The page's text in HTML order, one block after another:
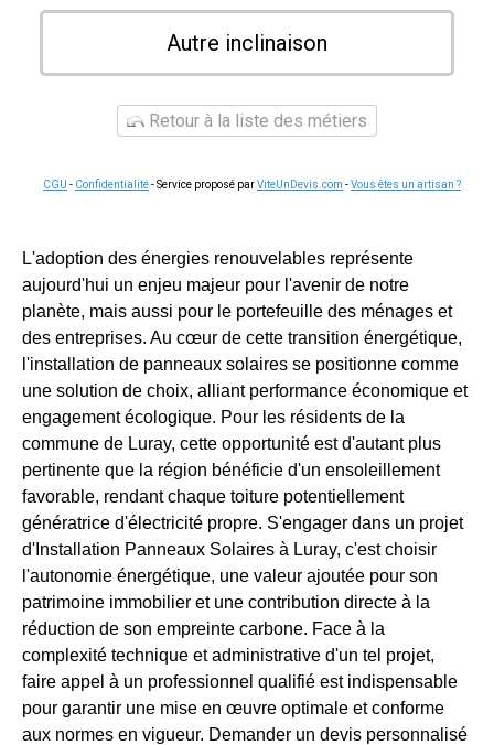
Autre inclinaison
Retour à la liste des métiers
CGU - Confidentialité- Service proposé parViteUnDevis.com -Vous êtes un artisan ?
L'adoption des énergies renouvelables représente
aujourd'hui un enjeu majeur pour l'avenir de notre
planète, mais aussi pour le portefeuille des ménages et
des entreprises. Au cœur de cette transition énergétique,
l'installation de panneaux solaires se positionne comme
une solution de choix, alliant performance économique et
engagement écologique. Pour les résidents de la
commune de Luray, cette opportunité est d'autant plus
pertinente que la région bénéficie d'un ensoleillement
favorable, rendant chaque toiture potentiellement
génératrice d'électricité propre. S'engager dans un projet
d'Installation Panneaux Solaires à Luray, c'est choisir
l'autonomie énergétique, une valeur ajoutée pour son
patrimoine immobilier et une contribution directe à la
réduction de son empreinte carbone. Face à la
complexité technique et administrative d'un tel projet,
faire appel à un professionnel qualifié est indispensable
pour garantir une mise en œuvre optimale et conforme
aux normes en vigueur. Demander un devis personnalisé